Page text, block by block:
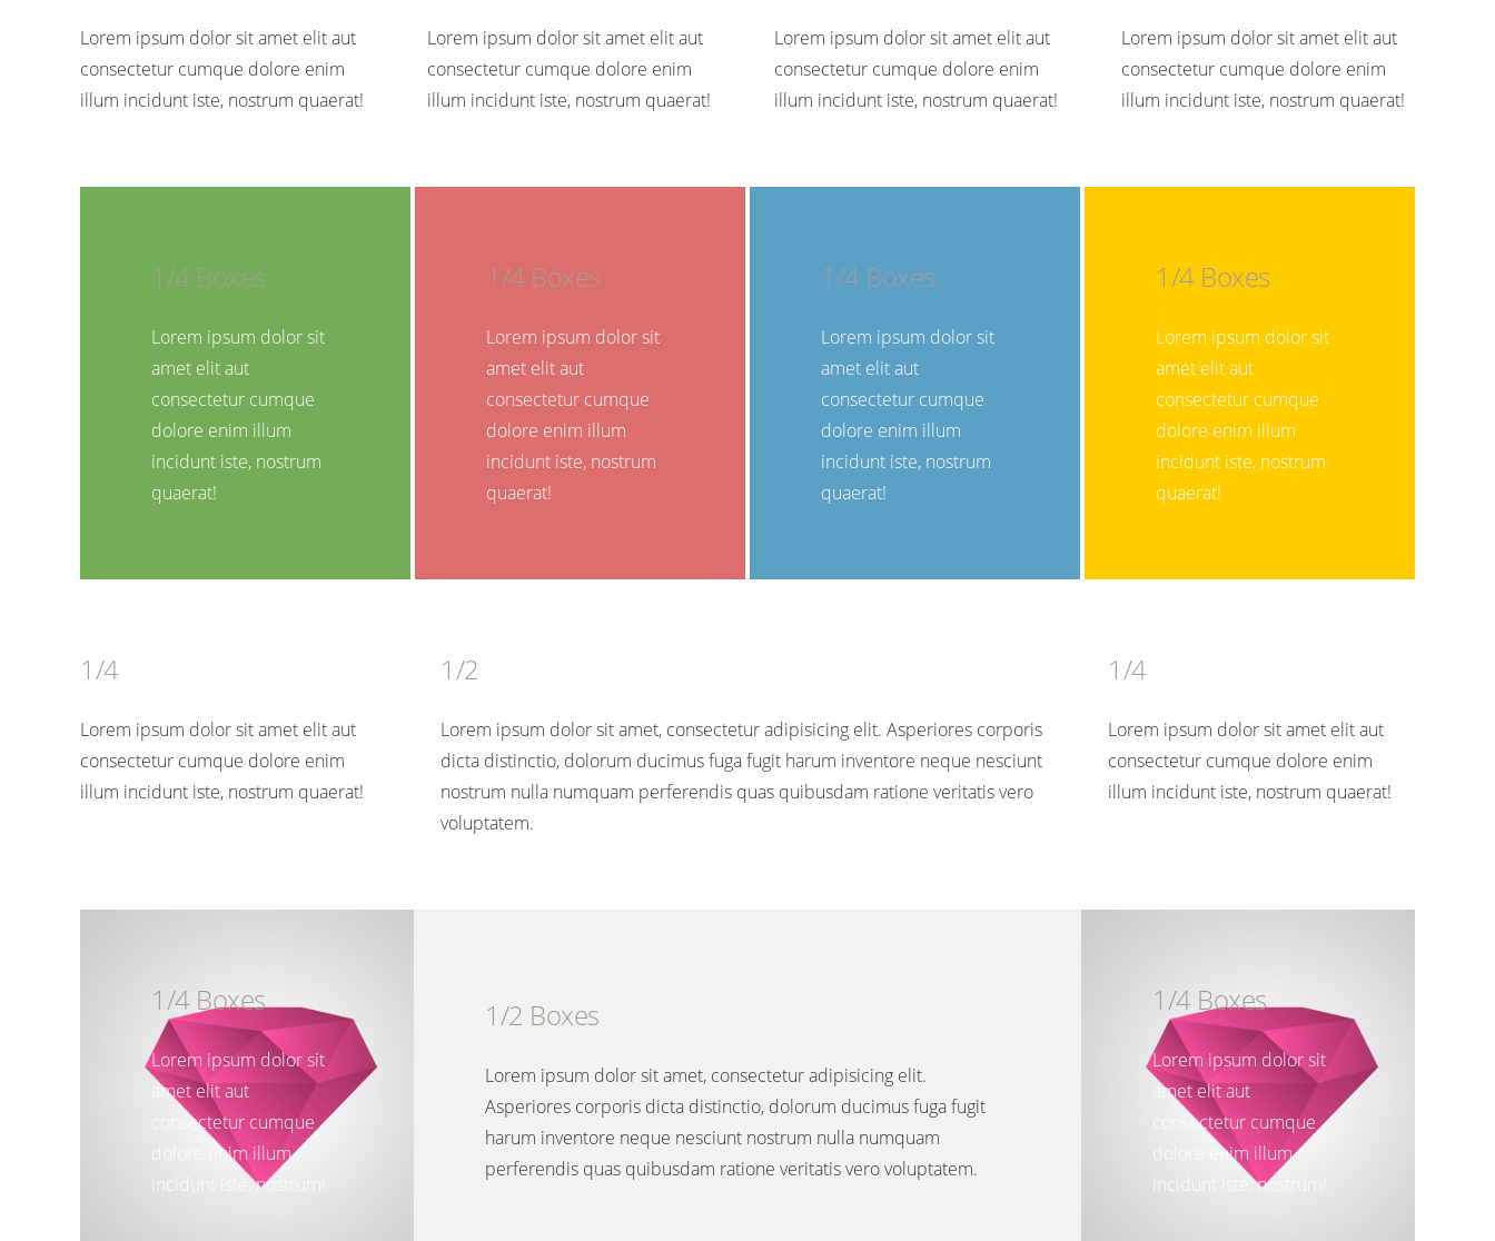
Lorem ipsum dolor sit amet elit aut
consectetur cumque dolore enim
illum incidunt iste, nostrum quaerat!
Lorem ipsum dolor sit amet elit aut
consectetur cumque dolore enim
illum incidunt iste, nostrum quaerat!
Lorem ipsum dolor sit amet elit aut
consectetur cumque dolore enim
illum incidunt iste, nostrum quaerat!
Lorem ipsum dolor sit amet elit aut
consectetur cumque dolore enim
illum incidunt iste, nostrum quaerat!
1/4 Boxes
Lorem ipsum dolor sit
amet elit aut
consectetur cumque
dolore enim illum
incidunt iste, nostrum
quaerat!
1/4 Boxes
Lorem ipsum dolor sit
amet elit aut
consectetur cumque
dolore enim illum
incidunt iste, nostrum
quaerat!
1/4 Boxes
Lorem ipsum dolor sit
amet elit aut
consectetur cumque
dolore enim illum
incidunt iste, nostrum
quaerat!
1/4 Boxes
Lorem ipsum dolor sit
amet elit aut
consectetur cumque
dolore enim illum
incidunt iste, nostrum
quaerat!
1/4
Lorem ipsum dolor sit amet elit aut
consectetur cumque dolore enim
illum incidunt iste, nostrum quaerat!
1/2
Lorem ipsum dolor sit amet, consectetur adipisicing elit. Asperiores corporis
dicta distinctio, dolorum ducimus fuga fugit harum inventore neque nesciunt
nostrum nulla numquam perferendis quas quibusdam ratione veritatis vero
voluptatem.
1/4
Lorem ipsum dolor sit amet elit aut
consectetur cumque dolore enim
illum incidunt iste, nostrum quaerat!
1/4 Boxes
Lorem ipsum dolor sit
amet elit aut
consectetur cumque
dolore enim illum
incidunt iste, nostrum!
1/2 Boxes
Lorem ipsum dolor sit amet, consectetur adipisicing elit.
Asperiores corporis dicta distinctio, dolorum ducimus fuga fugit
harum inventore neque nesciunt nostrum nulla numquam
perferendis quas quibusdam ratione veritatis vero voluptatem.
1/4 Boxes
Lorem ipsum dolor sit
amet elit aut
consectetur cumque
dolore enim illum
incidunt iste, nostrum!